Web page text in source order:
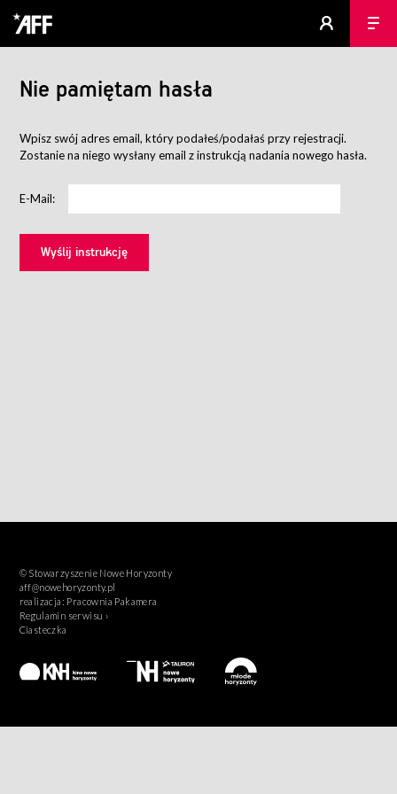
Nie pamiętam hasła
Wpisz swój adres email, który podałeś/podałaś przy rejestracji.
Zostanie na niego wysłany email z instrukcją nadania nowego hasła.
E-Mail:
© Stowarzyszenie Nowe Horyzonty
aff@nowehoryzonty.pl
realizacja: Pracownia Pakamera
Regulamin serwisu ›
Ciasteczka